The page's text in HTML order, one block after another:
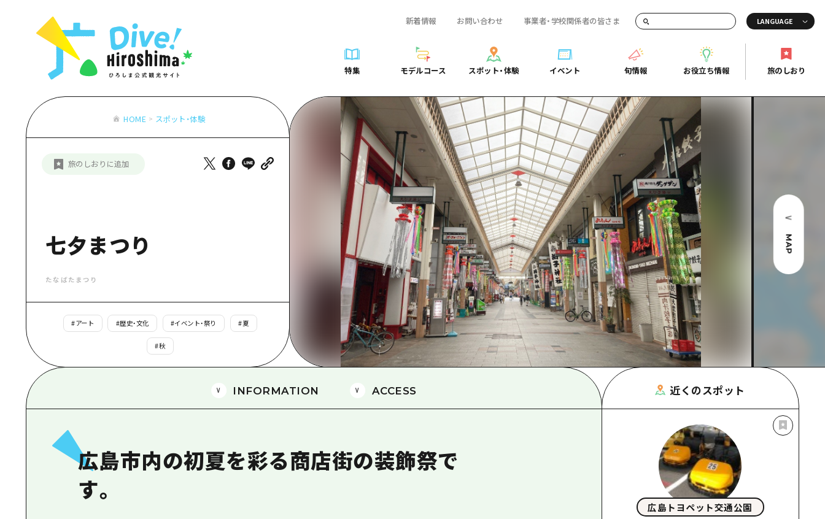
新着情報 お問い合わせ 事業者・学校関係者の皆さま
特集
アート
サイクリング
ショッピング
スポーツ
ナイトライフ
世界遺産
学び・体験
定番
歴史・文化
癒し
自然
モデルコース
モデルコース一覧
Dive! Hiroshima 公式ガイド
広島もしもトラベル
あたらしい非日常
広島市周辺
安芸
備後
備北
芸北
宮島周辺
山口県東部
弾丸
日帰り
半日
1泊2日
2泊3日
スポット・体験
スポット・体験一覧
広島市周辺
安芸
備後
備北
芸北
宮島周辺
山口県東部
愛媛県
島根県
イベント
旬情報
お役立ち情報
お役立ち情報一覧
二次交通まとめ
施設の混雑状況のお知らせ
お得な周遊チケット
手荷物預かり・配送サービス
広島おもてなしパス
HIROSHIMA FREE Wi-Fi
観光案内所
広島県を訪れる外国人旅行者向け情報一覧
ボランティアガイド
ユニバーサルツーリズム
ガイドブック
広島県の魅力を動画でご紹介！
よくあるご質問
メディア掲載情報
フォトダウンロード
関連リンク
旅のしおり
おすすめ
世界遺産
歴史・文化
宮島周辺
山口県東部
半日
2泊3日
備後
芸北
宮島周辺
山口県東部
愛媛県
島根県
お役立ち情報一覧
アクセス
二次交通まとめ
HIROSHIMA FREE Wi-Fi
ボランティアガイド
ユニバーサルツーリズム
広島県の魅力を動画でご紹介！
よくあるご質問
フォトダウンロード
関連リンク
HOME スポット・体験
旅のしおりに追加
七夕まつり
たなばたまつり
#アート #歴史・文化 #イベント・祭り #夏
#秋
MAP
INFORMATION ACCESS
広島市内の初夏を彩る商店街の装飾祭で
す。
近くのスポット
広島トヨペット交通公園